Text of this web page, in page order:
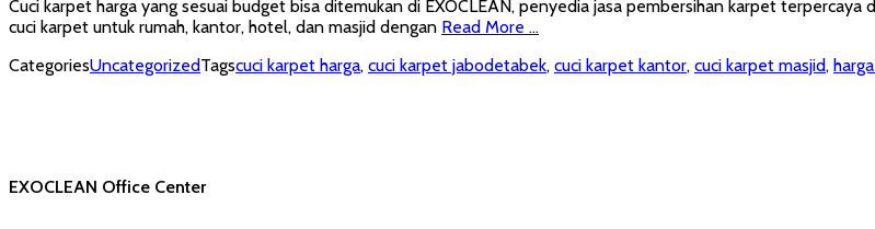
Cuci karpet harga yang sesuai budget bisa ditemukan di EXOCLEAN, penyedia jasa pembersihan karpet
cuci karpet untuk rumah, kantor, hotel, dan masjid dengan Read More …
CategoriesUncategorizedTagscuci karpet harga, cuci karpet jabodetabek, cuci karpet kantor, cuci karpet masjid,
EXOCLEAN Office Center